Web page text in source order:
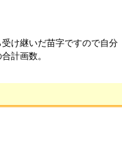
け継いだ苗字ですので自分
計画数。